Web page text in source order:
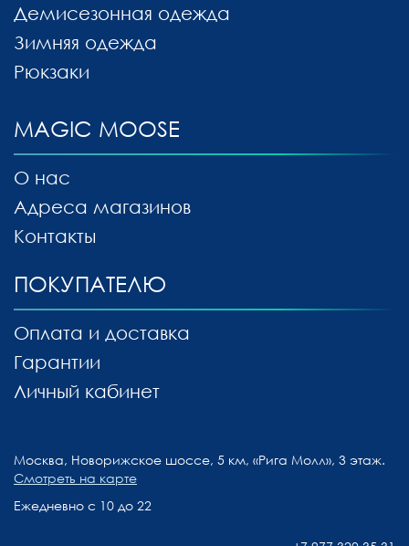
MAGIC MOOSE
О нас
Адреса магазинов
Контакты
Демисезонная одежда
Зимняя одежда
Рюкзаки
ПОКУПАТЕЛЮ
Оплата и доставка
Гарантии
Личный кабинет
Москва, Новорижское шоссе, 5 км, «Рига Молл», 3 этаж.
Смотреть на карте
Ежедневно с 10 до 22